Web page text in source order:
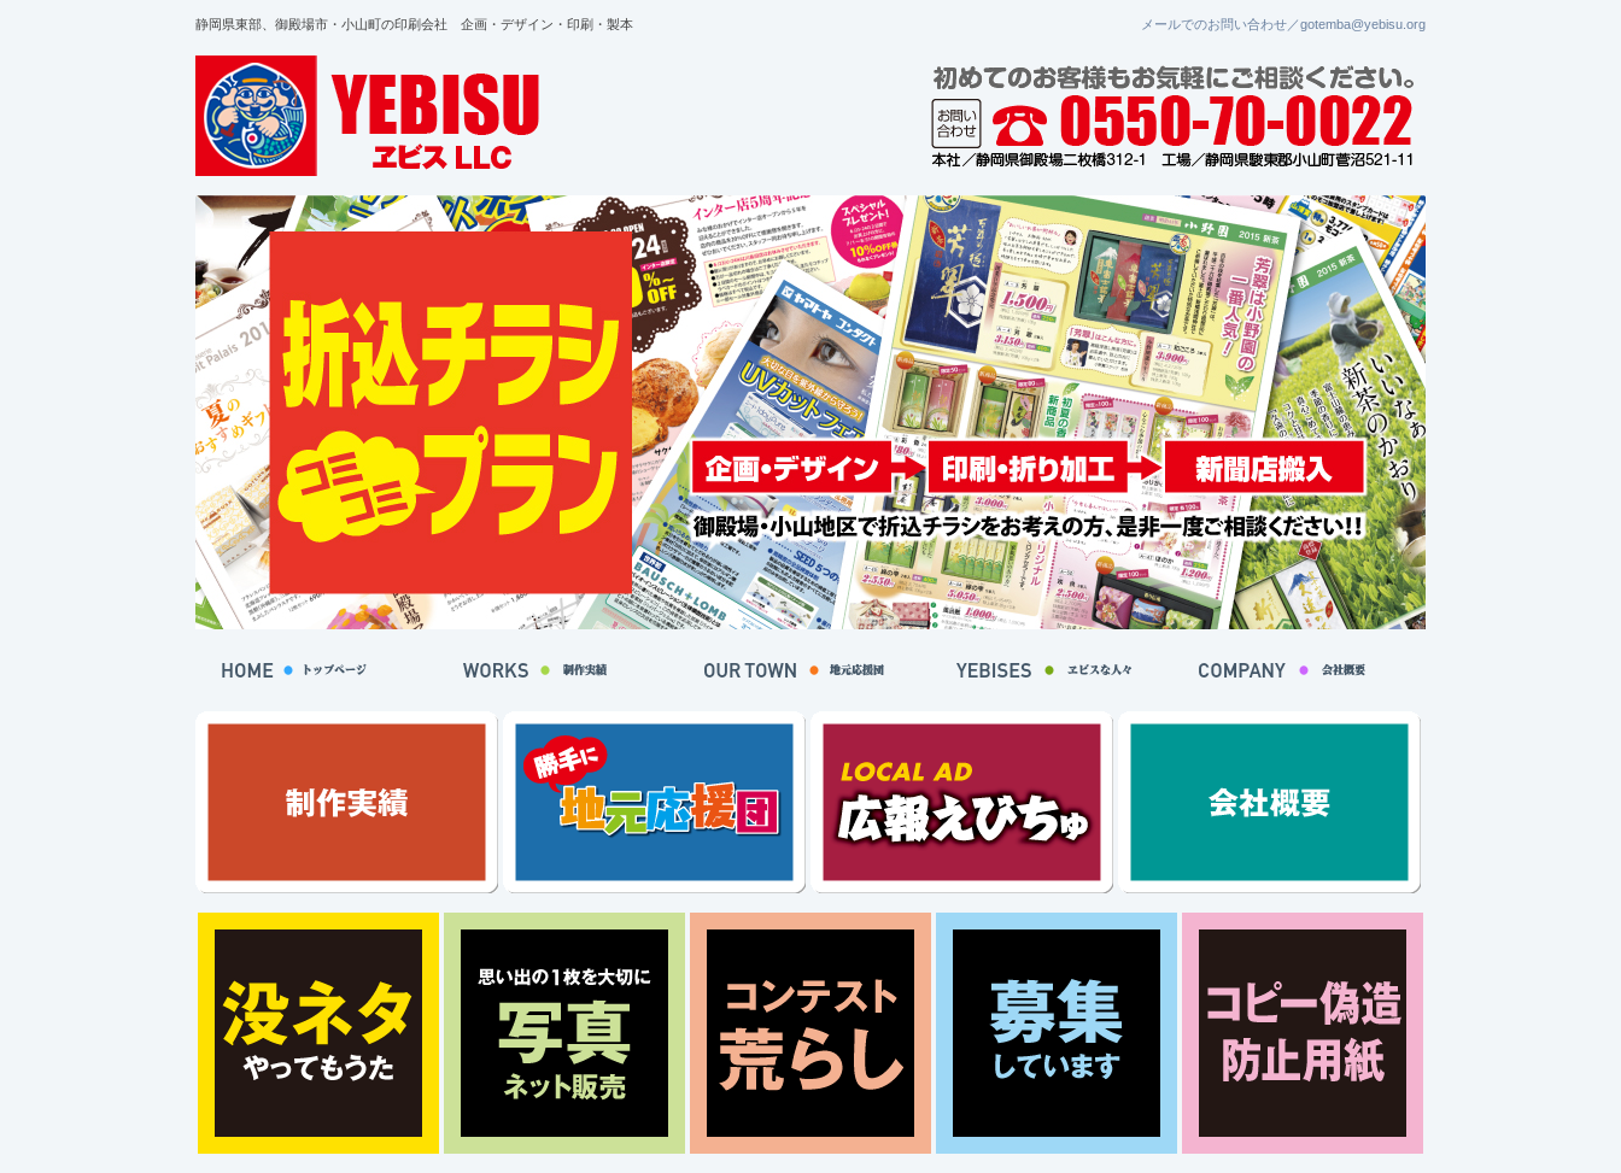
静岡県東部、御殿場市・小山町の印刷会社 企画・デザイン・印刷・製本 メールでのお問い合わせ／gotemba@yebisu.org